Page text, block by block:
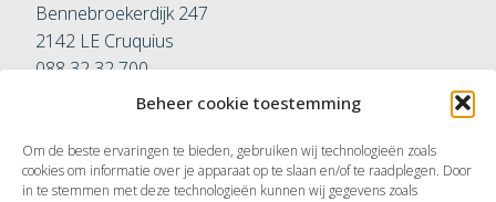
Beheer cookie toestemming
Om de beste ervaringen te bieden, gebruiken wij technologieën zoals
cookies om informatie over je apparaat op te slaan en/of te raadplegen. Door
in te stemmen met deze technologieën kunnen wij gegevens zoals
Bennebroekerdijk 247
2142 LE Cruquius
088 32 32 700
vastgoedbeheer@kernbouw.nl
Couwenhovenstraat 9-11